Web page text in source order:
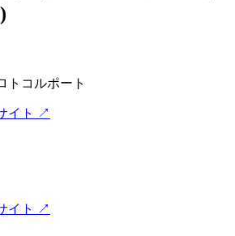
トコルポート
イト ↗
イト ↗